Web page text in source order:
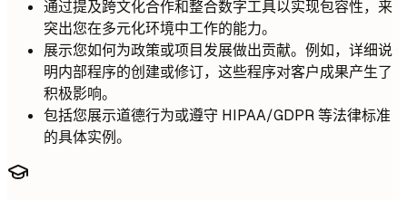
通过提及跨文化合作和整合数字工具以实现包容性，来
突出您在多元化环境中工作的能力。
展示您如何为政策或项目发展做出贡献。例如，详细说
明内部程序的创建或修订，这些程序对客户成果产生了
积极影响。
包括您展示道德行为或遵守 HIPAA/GDPR 等法律标准
的具体实例。